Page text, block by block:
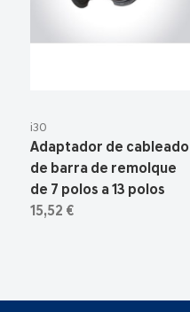
i30
Adaptador de cableado
de barra de remolque
de 7 polos a 13 polos
15,52 €